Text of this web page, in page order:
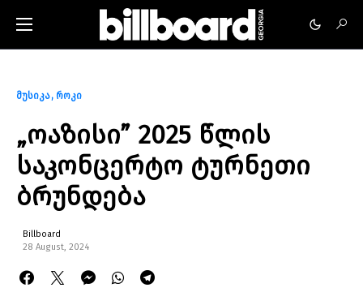
მუსიკა როკი
„ოაზისი” 2025 წლის
საკონცერტო ტურნეთი
ბრუნდება
Billboard
28 August, 2024